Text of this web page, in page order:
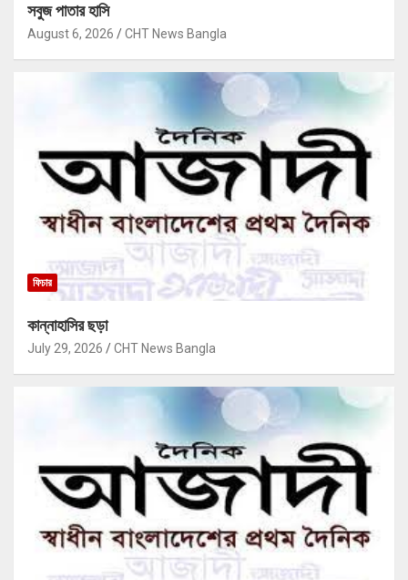
সবুজ পাতার হাসি
August 6, 2026 CHT News Bangla
ফিচার
কান্নাহাসির ছড়া
July 29, 2026 CHT News Bangla